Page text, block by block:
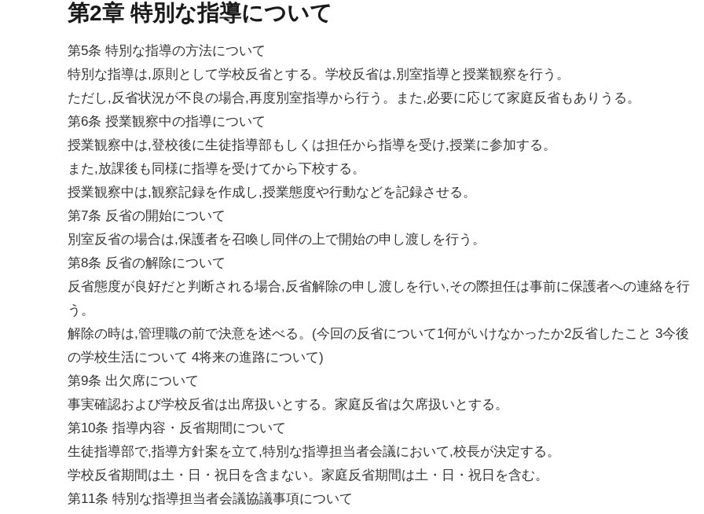
第2章 特別な指導について
第5条 特別な指導の方法について
特別な指導は,原則として学校反省とする。学校反省は,別室指導と授業観察を行う。
ただし,反省状況が不良の場合,再度別室指導から行う。また,必要に応じて家庭反省もありうる。
第6条 授業観察中の指導について
授業観察中は,登校後に生徒指導部もしくは担任から指導を受け,授業に参加する。
また,放課後も同様に指導を受けてから下校する。
授業観察中は,観察記録を作成し,授業態度や行動などを記録させる。
第7条 反省の開始について
別室反省の場合は,保護者を召喚し同伴の上で開始の申し渡しを行う。
第8条 反省の解除について
反省態度が良好だと判断される場合,反省解除の申し渡しを行い,その際担任は事前に保護者への連絡を行
う。
解除の時は,管理職の前で決意を述べる。(今回の反省について1何がいけなかったか2反省したこと 3今後
の学校生活について 4将来の進路について)
第9条 出欠席について
事実確認および学校反省は出席扱いとする。家庭反省は欠席扱いとする。
第10条 指導内容・反省期間について
生徒指導部で,指導方針案を立て,特別な指導担当者会議において,校長が決定する。
学校反省期間は土・日・祝日を含まない。家庭反省期間は土・日・祝日を含む。
第11条 特別な指導担当者会議協議事項について